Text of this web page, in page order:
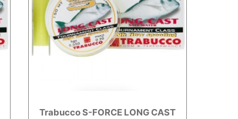
Trabucco S-FORCE LONG CAST